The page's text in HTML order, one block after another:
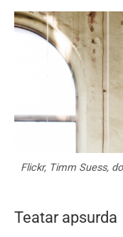
Flickr, Timm Suess,
Teatar apsurda